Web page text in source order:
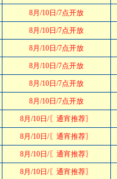
8月/10日/7点开放
8月/10日/7点开放
8月/10日/7点开放
8月/10日/7点开放
8月/10日/7点开放
8月/10日/7点开放
8月/10日/〖通宵推荐〗
8月/10日/〖通宵推荐〗
8月/10日/〖通宵推荐〗
8月/10日/〖通宵推荐〗